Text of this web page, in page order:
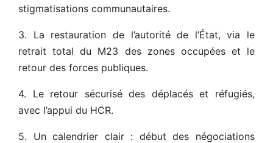
stigmatisations communautaires.
3. La restauration de l’autorité de l’État, via le
retrait total du M23 des zones occupées et le
retour des forces publiques.
4. Le retour sécurisé des déplacés et réfugiés,
avec l’appui du HCR.
5. Un calendrier clair : début des négociations